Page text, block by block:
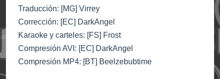
Traducción: [MG] Virrey
Corrección: [EC] DarkAngel
Karaoke y carteles: [FS] Frost
Compresión AVI: [EC] DarkAngel
Compresión MP4: [BT] Beelzebubtime